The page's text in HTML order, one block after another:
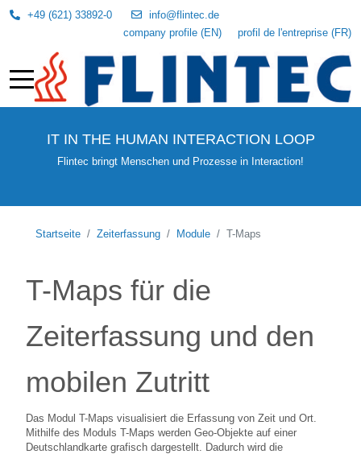
+49 (621) 33892-0
info@flintec.de
company profile (EN)
profil de l'entreprise (FR)
IT IN THE HUMAN INTERACTION LOOP
Flintec bringt Menschen und Prozesse in Interaction!
Startseite Zeiterfassung Module T-Maps
T-Maps für die
Zeiterfassung und den
mobilen Zutritt
Das Modul T-Maps visualisiert die Erfassung von Zeit und Ort.
Mithilfe des Moduls T-Maps werden Geo-Objekte auf einer
Deutschlandkarte grafisch dargestellt. Dadurch wird die